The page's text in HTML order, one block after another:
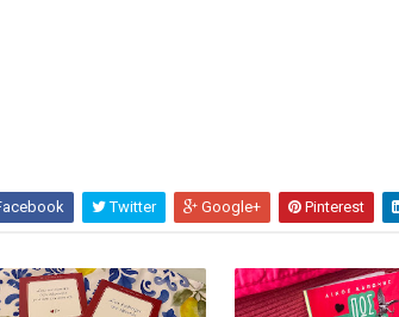
Twitter Google+ Pinterest